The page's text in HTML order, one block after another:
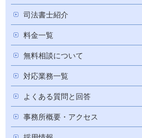
司法書士紹介
料金一覧
無料相談について
対応業務一覧
よくある質問と回答
事務所概要・アクセス